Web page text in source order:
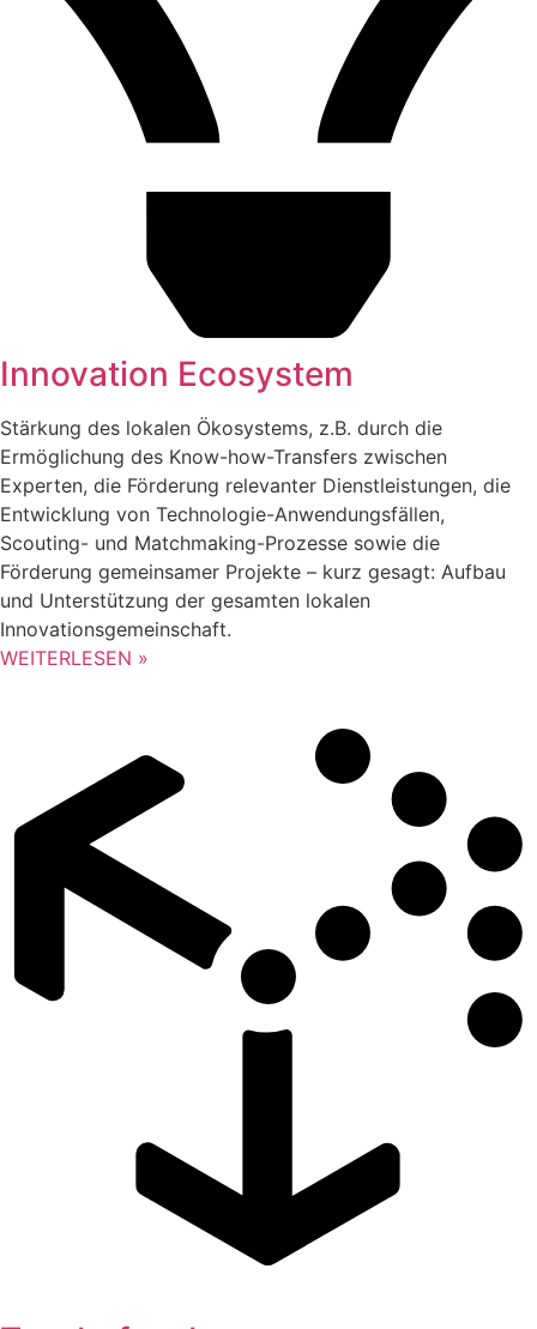
Innovation Ecosystem
Stärkung des lokalen Ökosystems, z.B. durch die
Ermöglichung des Know-how-Transfers zwischen
Experten, die Förderung relevanter Dienstleistungen, die
Entwicklung von Technologie-Anwendungsfällen,
Scouting- und Matchmaking-Prozesse sowie die
Förderung gemeinsamer Projekte – kurz gesagt: Aufbau
und Unterstützung der gesamten lokalen
Innovationsgemeinschaft.
WEITERLESEN »